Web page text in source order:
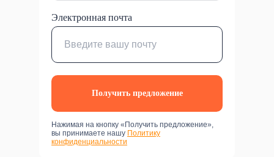
Электронная почта
Получить предложение
Нажимая на кнопку «Получить предложение»,
вы принимаете нашу Политику
конфиденциальности